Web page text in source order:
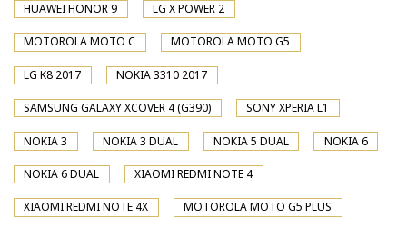
HUAWEI HONOR 9 LG X POWER 2
MOTOROLA MOTO C MOTOROLA MOTO G5
LG K8 2017 NOKIA 3310 2017
SAMSUNG GALAXY XCOVER 4 (G390) SONY XPERIA L1
NOKIA 3 NOKIA 3 DUAL NOKIA 5 DUAL NOKIA 6
NOKIA 6 DUAL XIAOMI REDMI NOTE 4
XIAOMI REDMI NOTE 4X MOTOROLA MOTO G5 PLUS